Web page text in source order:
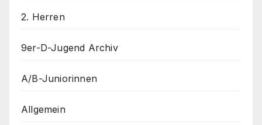
2. Herren
9er-D-Jugend Archiv
A/B-Juniorinnen
Allgemein